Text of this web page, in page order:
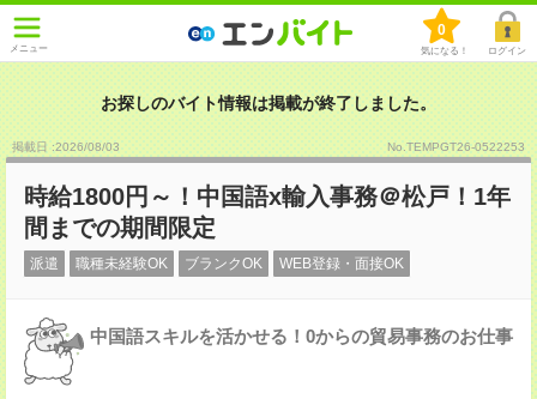
メニュー
0
気になる！ ログイン
お探しのバイト情報は掲載が終了しました。
掲載日 :2026/08/03 No.TEMPGT26-0522253
時給1800円～！中国語x輸入事務＠松戸！1年
間までの期間限定
派遣 職種未経験OK ブランクOK WEB登録・面接OK
中国語スキルを活かせる！0からの貿易事務のお仕事